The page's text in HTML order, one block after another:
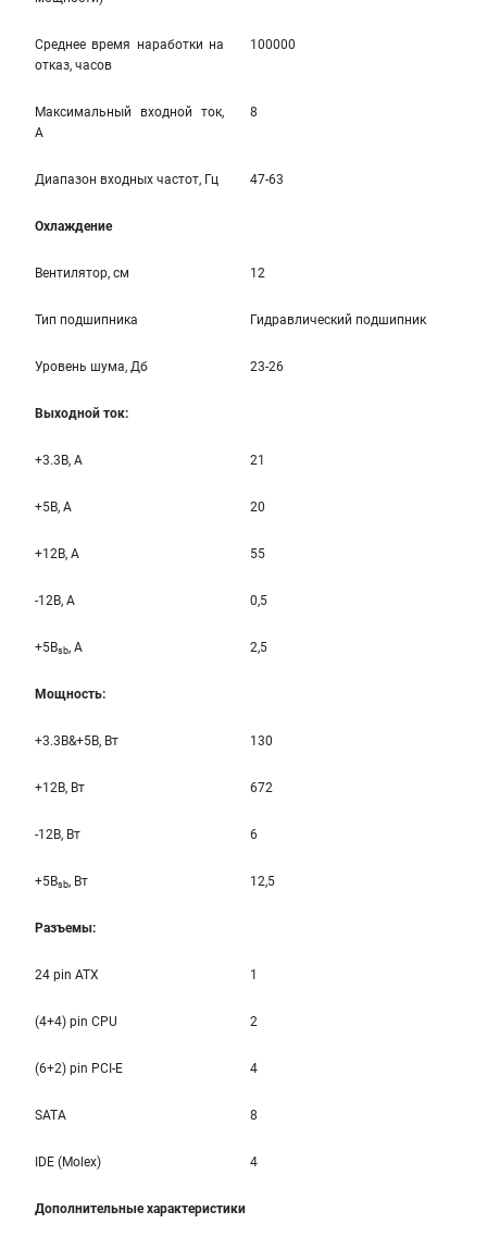
Среднее время наработки на
отказ, часов
100000
Максимальный входной ток,
А
8
Диапазон входных частот, Гц 47-63
Охлаждение
Вентилятор, см 12
Тип подшипника Гидравлический подшипник
Уровень шума, Дб 23-26
Выходной ток:
+3.3B, А 21
+5B, А 20
+12B, A 55
-12B, A 0,5
+5Bsb, A 2,5
Мощность:
+3.3B&+5B, Вт 130
+12B, Вт 672
-12B, Вт 6
+5Bsb, Вт 12,5
Разъемы:
24 pin ATX 1
(4+4) pin CPU 2
(6+2) pin PCI-E 4
SATA 8
IDE (Molex) 4
Дополнительные характеристики